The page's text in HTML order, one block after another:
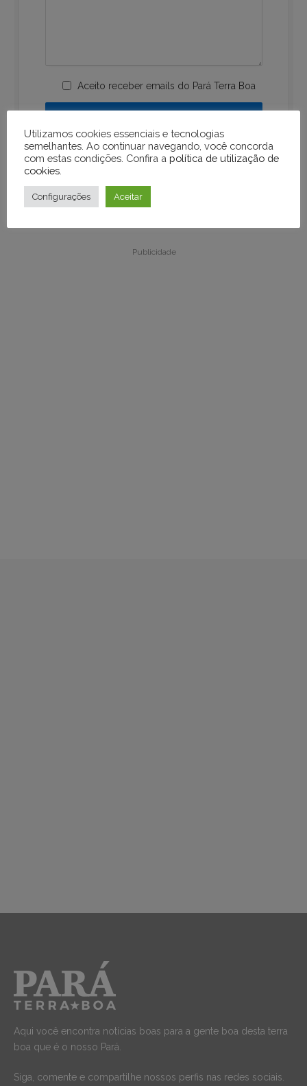
Aceito receber emails do Pará Terra Boa
Publicidade
Publicidade
Aqui você encontra notícias boas para a gente boa desta terra
boa que é o nosso Pará.
Siga, comente e compartilhe nossos perfis nas redes sociais.
Utilizamos cookies essenciais e tecnologias
semelhantes. Ao continuar navegando, você concorda
com estas condições. Confira a política de utilização de
cookies
Configurações Aceitar